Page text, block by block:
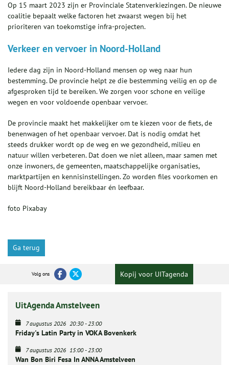
Op 15 maart 2023 zijn er Provinciale Statenverkiezingen. De nieuwe
coalitie bepaalt welke factoren het zwaarst wegen bij het
prioriteren van toekomstige infra-projecten.
Verkeer en vervoer in Noord-Holland
Iedere dag zijn in Noord-Holland mensen op weg naar hun
bestemming. De provincie helpt ze die bestemming veilig en op de
afgesproken tijd te bereiken. We zorgen voor schone en veilige
wegen en voor voldoende openbaar vervoer.
De provincie maakt het makkelijker om te kiezen voor de fiets, de
benenwagen of het openbaar vervoer. Dat is nodig omdat het
steeds drukker wordt op de weg en we gezondheid, milieu en
natuur willen verbeteren. Dat doen we niet alleen, maar samen met
onze inwoners, de gemeenten, maatschappelijke organisaties,
marktpartijen en kennisinstellingen. Zo worden files voorkomen en
blijft Noord-Holland bereikbaar én leefbaar.
foto Pixabay
Ga terug
Volg ons Kopij voor UITagenda
UitAgenda Amstelveen
7 augustus 2026 20:30-23:00
Friday's Latin Party in VOKA Bovenkerk
7 augustus 2026 15:00-23:00
Wan Bon Biri Fesa In ANNA Amstelveen